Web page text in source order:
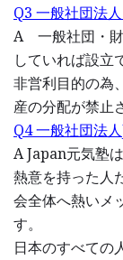
Q3 一般社団法
A 一般社団・財
していれば設立
非営利目的の為
産の分配が禁止
Q4 一般社団法
A Japan元気塾
熱意を持った人
会全体へ熱いメ
す。
日本のすべての